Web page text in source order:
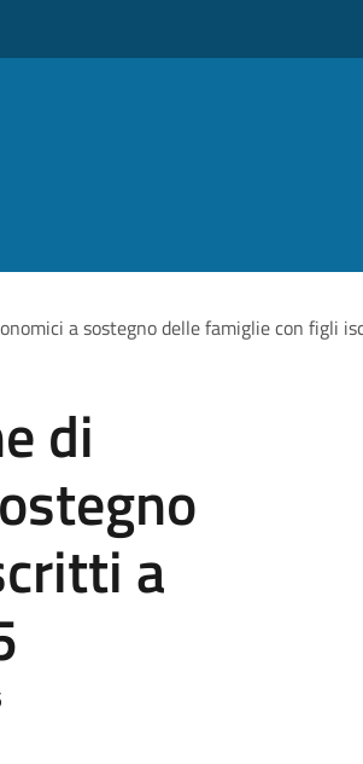
a sostegno delle famiglie con figli
di
a